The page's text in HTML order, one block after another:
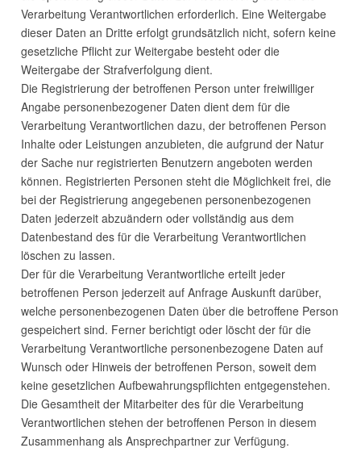
Verarbeitung Verantwortlichen erforderlich. Eine Weitergabe
dieser Daten an Dritte erfolgt grundsätzlich nicht, sofern keine
gesetzliche Pflicht zur Weitergabe besteht oder die
Weitergabe der Strafverfolgung dient.
Die Registrierung der betroffenen Person unter freiwilliger
Angabe personenbezogener Daten dient dem für die
Verarbeitung Verantwortlichen dazu, der betroffenen Person
Inhalte oder Leistungen anzubieten, die aufgrund der Natur
der Sache nur registrierten Benutzern angeboten werden
können. Registrierten Personen steht die Möglichkeit frei, die
bei der Registrierung angegebenen personenbezogenen
Daten jederzeit abzuändern oder vollständig aus dem
Datenbestand des für die Verarbeitung Verantwortlichen
löschen zu lassen.
Der für die Verarbeitung Verantwortliche erteilt jeder
betroffenen Person jederzeit auf Anfrage Auskunft darüber,
welche personenbezogenen Daten über die betroffene Person
gespeichert sind. Ferner berichtigt oder löscht der für die
Verarbeitung Verantwortliche personenbezogene Daten auf
Wunsch oder Hinweis der betroffenen Person, soweit dem
keine gesetzlichen Aufbewahrungspflichten entgegenstehen.
Die Gesamtheit der Mitarbeiter des für die Verarbeitung
Verantwortlichen stehen der betroffenen Person in diesem
Zusammenhang als Ansprechpartner zur Verfügung.